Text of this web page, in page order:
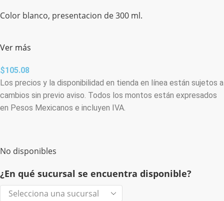
Color blanco, presentacion de 300 ml.
Ver más
$105.08
Los precios y la disponibilidad en tienda en línea están sujetos a
cambios sin previo aviso. Todos los montos están expresados
en Pesos Mexicanos e incluyen IVA.
No disponibles
¿En qué sucursal se encuentra disponible?